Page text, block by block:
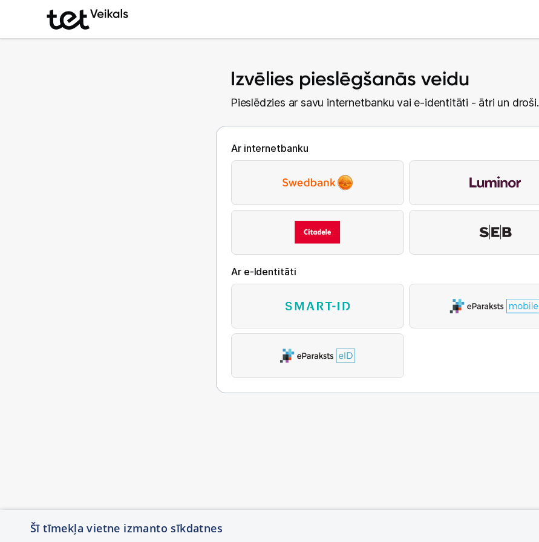
Izvēlies pieslēgšanās veidu
Pieslēdzies ar savu internetbanku vai e-identitāti - ātri un droši.
Ar internetbanku
Ar e-Identitāti
Šī tīmekļa vietne izmanto sīkdatnes